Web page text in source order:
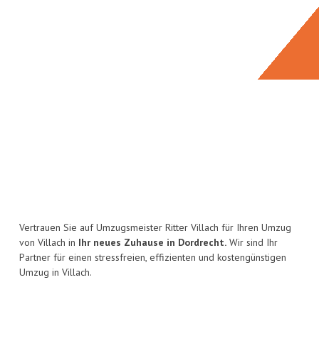
Vertrauen Sie auf Umzugsmeister Ritter Villach für Ihren Umzug
von Villach in Ihr neues Zuhause in Dordrecht. Wir sind Ihr
Partner für einen stressfreien, effizienten und kostengünstigen
Umzug in Villach.